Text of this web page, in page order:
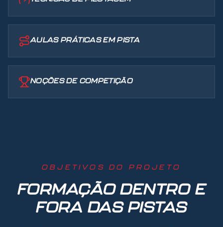
AULAS PRÁTICAS EM PISTA
NOÇÕES DE COMPETIÇÃO
OBJETIVOS DO PROJETO
FORMAÇÃO DENTRO E
FORA DAS PISTAS